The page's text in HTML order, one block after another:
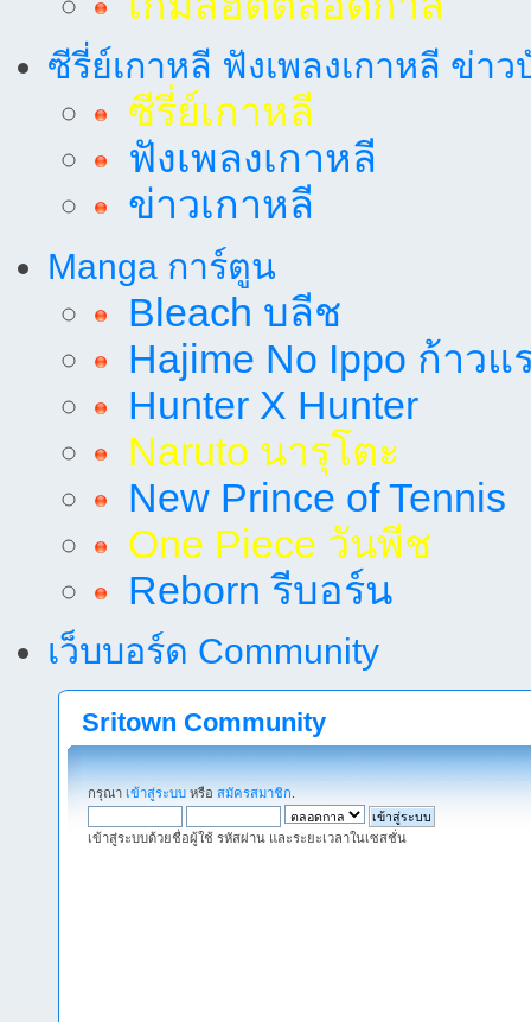
ซีรี่ย์เกาหลี ฟังเพลงเกาหลี ข่าว
ซีรี่ย์เกาหลี
ฟังเพลงเกาหลี
ข่าวเกาหลี
Manga การ์ตูน
Bleach บลีช
Hajime No Ippo ก้าวแ
Hunter X Hunter
Naruto นารุโตะ
New Prince of Tennis
One Piece วันพีช
Reborn รีบอร์น
เว็บบอร์ด Community
Sritown Community
กรุณา เข้าสู่ระบบ หรือ สมัครสมาชิก
เข้าสู่ระบบด้วยชื่อผู้ใช้ รหัสผ่าน และระยะเวลาในเซสชั่น